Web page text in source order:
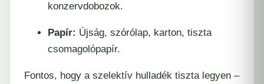
konzervdobozok.
Papír: Újság, szórólap, karton, tiszta
csomagolópapír.
Fontos, hogy a szelektív hulladék tiszta legyen –